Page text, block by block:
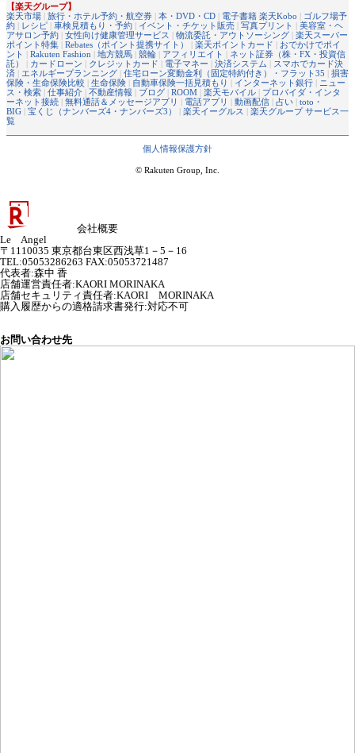
【楽天グループ】
楽天市場 | 旅行・ホテル予約・航空券 | 本・DVD・CD | 電子書籍 楽天Kobo | ゴルフ場予
約 | レシピ | 車検見積もり・予約 | イベント・チケット販売 | 写真プリント | 美容室・ヘ
アサロン予約 | 女性向け健康管理サービス | 物流委託・アウトソーシング | 楽天スーパー
ポイント特集 | Rebates（ポイント提携サイト） | 楽天ポイントカード | おでかけでポイ
ント | Rakuten Fashion | 地方競馬 | 競輪 | アフィリエイト | ネット証券（株・FX・投資信
託）
| カードローン | クレジットカード | 電子マネー | 決済システム | スマホでカード決
済 | エネルギープランニング | 住宅ローン変動金利（固定特約付き）・フラット35 | 損害
保険・生命保険比較 | 生命保険 | 自動車保険一括見積もり | インターネット銀行 | ニュー
ス・検索 | 仕事紹介 | 不動産情報 | ブログ | ROOM | 楽天モバイル | プロバイダ・インタ
ーネット接続 | 無料通話＆メッセージアプリ | 電話アプリ | 動画配信 | 占い | toto・
BIG | 宝くじ（ナンバーズ4・ナンバーズ3） | 楽天イーグルス | 楽天グループ サービス一
覧
個人情報保護方針
© Rakuten Group, Inc.
会社概要
Le Angel
〒1110035 東京都台東区西浅草1－5－16
TEL:05053286263 FAX:05053721487
代表者:森中 香
店舗運営責任者:KAORI MORINAKA
店舗セキュリティ責任者:KAORI MORINAKA
購入履歴からの適格請求書発行:対応不可
お問い合わせ先